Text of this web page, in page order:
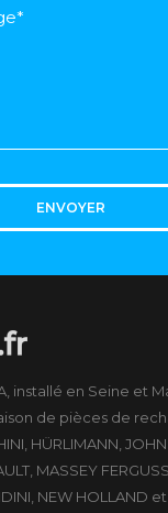
ENVOYER
installé en Seine et
de pièces de
HÜRLIMANN, JOHN
MASSEY
NEW HOLLAND